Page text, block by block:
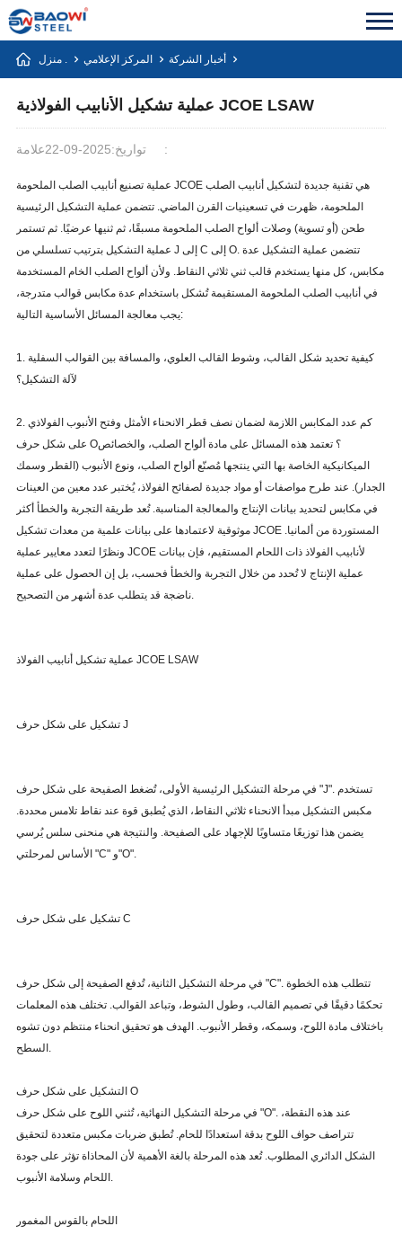
منزل . المركز الإعلامي أخبار الشركة
عملية تشكيل الأنابيب الفولاذية JCOE LSAW
تواريخ:2025-09-22 علامة:
عملية تصنيع أنابيب الصلب الملحومة JCOE هي تقنية جديدة لتشكيل أنابيب الصلب
الملحومة، ظهرت في تسعينيات القرن الماضي. تتضمن عملية التشكيل الرئيسية
طحن (أو تسوية) وصلات ألواح الصلب الملحومة مسبقًا، ثم ثنيها عرضيًا. ثم تستمر
عملية التشكيل بترتيب تسلسلي من J إلى C إلى O. تتضمن عملية التشكيل عدة
مكابس، كل منها يستخدم قالب ثني ثلاثي النقاط. ولأن ألواح الصلب الخام المستخدمة
في أنابيب الصلب الملحومة المستقيمة تُشكل باستخدام عدة مكابس قوالب متدرجة،
يجب معالجة المسائل الأساسية التالية:
1. كيفية تحديد شكل القالب، وشوط القالب العلوي، والمسافة بين القوالب السفلية
لآلة التشكيل؟
2. كم عدد المكابس اللازمة لضمان نصف قطر الانحناء الأمثل وفتح الأنبوب الفولاذي
على شكل حرف O؟ تعتمد هذه المسائل على مادة ألواح الصلب، والخصائص
الميكانيكية الخاصة بها التي ينتجها مُصنّع ألواح الصلب، ونوع الأنبوب (القطر وسمك
الجدار). عند طرح مواصفات أو مواد جديدة لصفائح الفولاذ، يُختبر عدد معين من العينات
في مكابس لتحديد بيانات الإنتاج والمعالجة المناسبة. تُعد طريقة التجربة والخطأ أكثر
موثوقية لاعتمادها على بيانات علمية من معدات تشكيل JCOE المستوردة من ألمانيا.
ونظرًا لتعدد معايير عملية JCOE لأنابيب الفولاذ ذات اللحام المستقيم، فإن بيانات
عملية الإنتاج لا تُحدد من خلال التجربة والخطأ فحسب، بل إن الحصول على عملية
ناضجة قد يتطلب عدة أشهر من التصحيح.
عملية تشكيل أنابيب الفولاذ JCOE LSAW
تشكيل على شكل حرف J
في مرحلة التشكيل الرئيسية الأولى، تُضغط الصفيحة على شكل حرف "J". تستخدم
مكبس التشكيل مبدأ الانحناء ثلاثي النقاط، الذي يُطبق قوة عند نقاط تلامس محددة.
يضمن هذا توزيعًا متساويًا للإجهاد على الصفيحة. والنتيجة هي منحنى سلس يُرسي
الأساس لمرحلتي "C" و"O".
تشكيل على شكل حرف C
في مرحلة التشكيل الثانية، تُدفع الصفيحة إلى شكل حرف "C". تتطلب هذه الخطوة
تحكمًا دقيقًا في تصميم القالب، وطول الشوط، وتباعد القوالب. تختلف هذه المعلمات
باختلاف مادة اللوح، وسمكه، وقطر الأنبوب. الهدف هو تحقيق انحناء منتظم دون تشوه
السطح.
التشكيل على شكل حرف O
في مرحلة التشكيل النهائية، تُثني اللوح على شكل حرف "O". عند هذه النقطة،
تتراصف حواف اللوح بدقة استعدادًا للحام. تُطبق ضربات مكبس متعددة لتحقيق
الشكل الدائري المطلوب. تُعد هذه المرحلة بالغة الأهمية لأن المحاذاة تؤثر على جودة
اللحام وسلامة الأنبوب.
اللحام بالقوس المغمور